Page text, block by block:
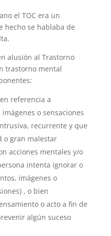
el TOC era un
hecho se hablaba de
alusión al Trastorno
trastorno mental
referencia a
o sensaciones
recurrente y que
o gran malestar
acciones mentales y/o
intenta ignorar o
imágenes o
, o bien
o acto a fin de
algún suceso